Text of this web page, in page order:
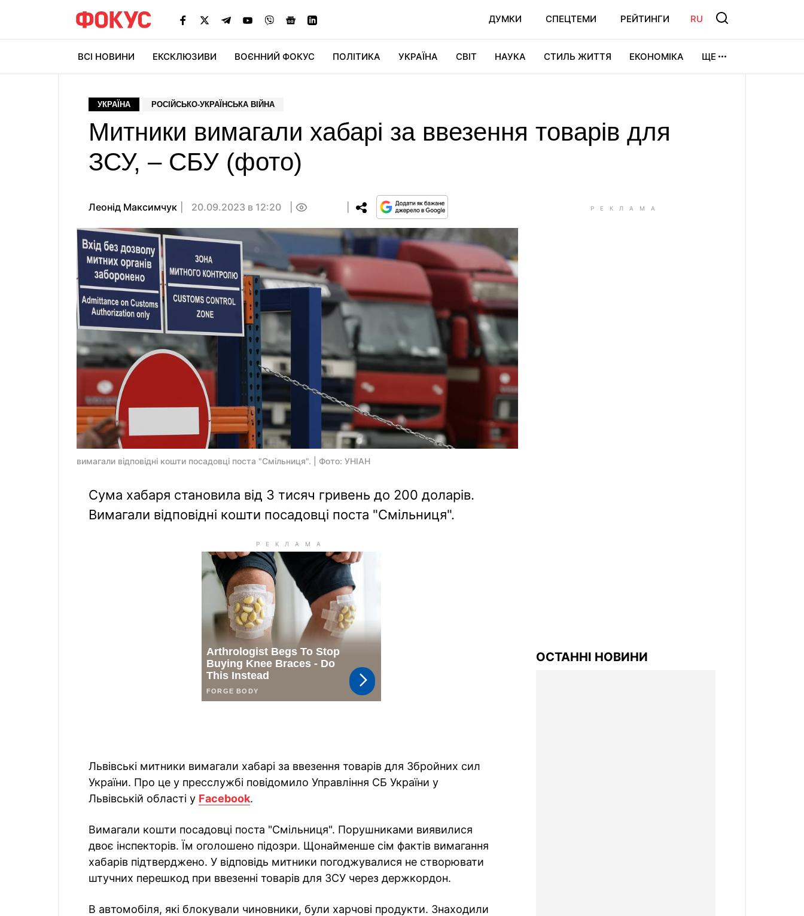
ДУМКИ СПЕЦТЕМИ РЕЙТИНГИ RU
ВСІ НОВИНИ ЕКСКЛЮЗИВИ ВОЄННИЙ ФОКУС ПОЛІТИКА УКРАЇНА СВІТ НАУКА СТИЛЬ ЖИТТЯ ЕКОНОМІКА ЩЕ
УКРАЇНА РОСІЙСЬКО-УКРАЇНСЬКА ВІЙНА
Митники вимагали хабарі за ввезення товарів для
ЗСУ, – СБУ (фото)
Леонід Максимчук 20.09.2023 в 12:20
вимагали відповідні кошти посадовці поста "Смільниця". | Фото: УНІАН
Сума хабаря становила від 3 тисяч гривень до 200 доларів.
Вимагали відповідні кошти посадовці поста "Смільниця".
Львівські митники вимагали хабарі за ввезення товарів для Збройних сил
України. Про це у пресслужбі повідомило Управління СБ України у
Львівській області у Facebook.
Вимагали кошти посадовці поста "Смільниця". Порушниками виявилися
двоє інспекторів. Їм оголошено підозри. Щонайменше сім фактів вимагання
хабарів підтверджено. У відповідь митники погоджувалися не створювати
штучних перешкод при ввезенні товарів для ЗСУ через держкордон.
В автомобіля, які блокували чиновники, були харчові продукти. Знаходили
ОСТАННІ НОВИНИ